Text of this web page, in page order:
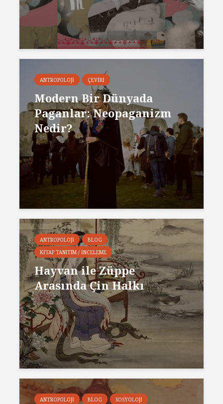
ANTROPOLOJI ÇEVIRI
Modern Bir Dünyada
Paganlar: Neopaganizm
Nedir?
ANTROPOLOJI
BLOG
KITAP TANITIM / İNCELEME
Hayvan ile Züppe
Arasında Çin Halkı
ANTROPOLOJI BLOG SOSYOLOJI